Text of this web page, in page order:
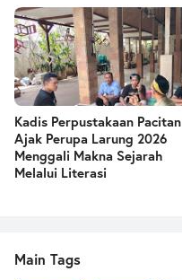
Kadis Perpustakaan Pacitan
Ajak Perupa Larung 2026
Menggali Makna Sejarah
Melalui Literasi
Main Tags